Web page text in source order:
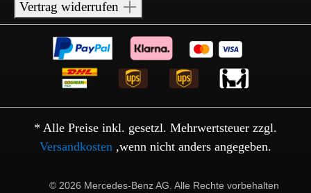
Vertrag widerrufen
* Alle Preise inkl. gesetzl. Mehrwertsteuer zzgl.
Versandkosten ,wenn nicht anders angegeben.
© 2026 Mercedes-Benz AG. Alle Rechte vorbehalten